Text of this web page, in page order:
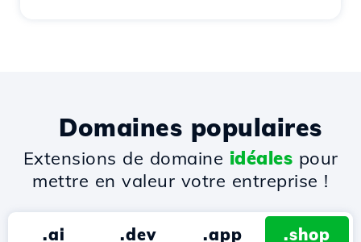
Domaines populaires
Extensions de domaine idéales pour
mettre en valeur votre entreprise !
.ai .dev .app .shop